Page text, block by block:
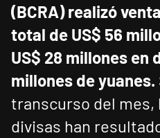
(BCRA) realizó
total de US$ 56
US$ 28 millones en
millones de yuanes.
transcurso del mes,
divisas han